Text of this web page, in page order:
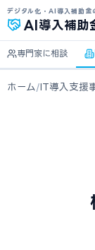
デジタル化・AI導入補助金
AI 導入補助
専門家に相談
ホーム /IT導入支援